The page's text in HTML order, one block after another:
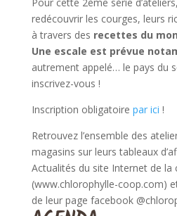
redécouvrir les courges, leurs
à travers des recettes du
Une escale est prévue
autrement appelé… le pays du
inscrivez-vous !
Inscription obligatoire par ici !
Retrouvez l’ensemble des
magasins sur leurs tableaux
Actualités du site Internet de la
(www.chlorophylle-coop.com)
de leur page facebook